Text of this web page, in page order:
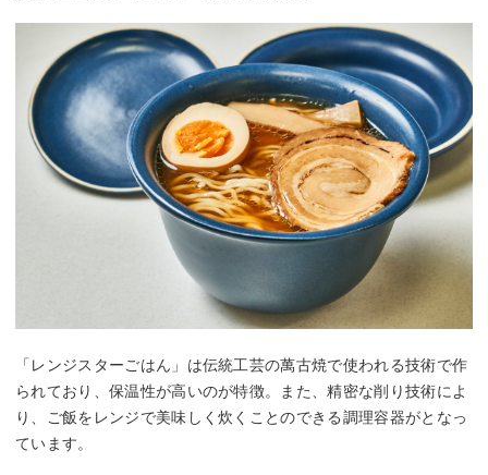
「レンジスターごはん」は伝統工芸の萬古焼で使われる技術で作
られており、保温性が高いのが特徴。また、精密な削り技術によ
り、ご飯をレンジで美味しく炊くことのできる調理容器がとなっ
ています。